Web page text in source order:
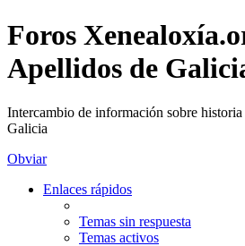
Foros
Apellidos de
Intercambio de información sobre
Galicia
Obviar
Enlaces rápidos
Temas sin respuesta
Temas activos